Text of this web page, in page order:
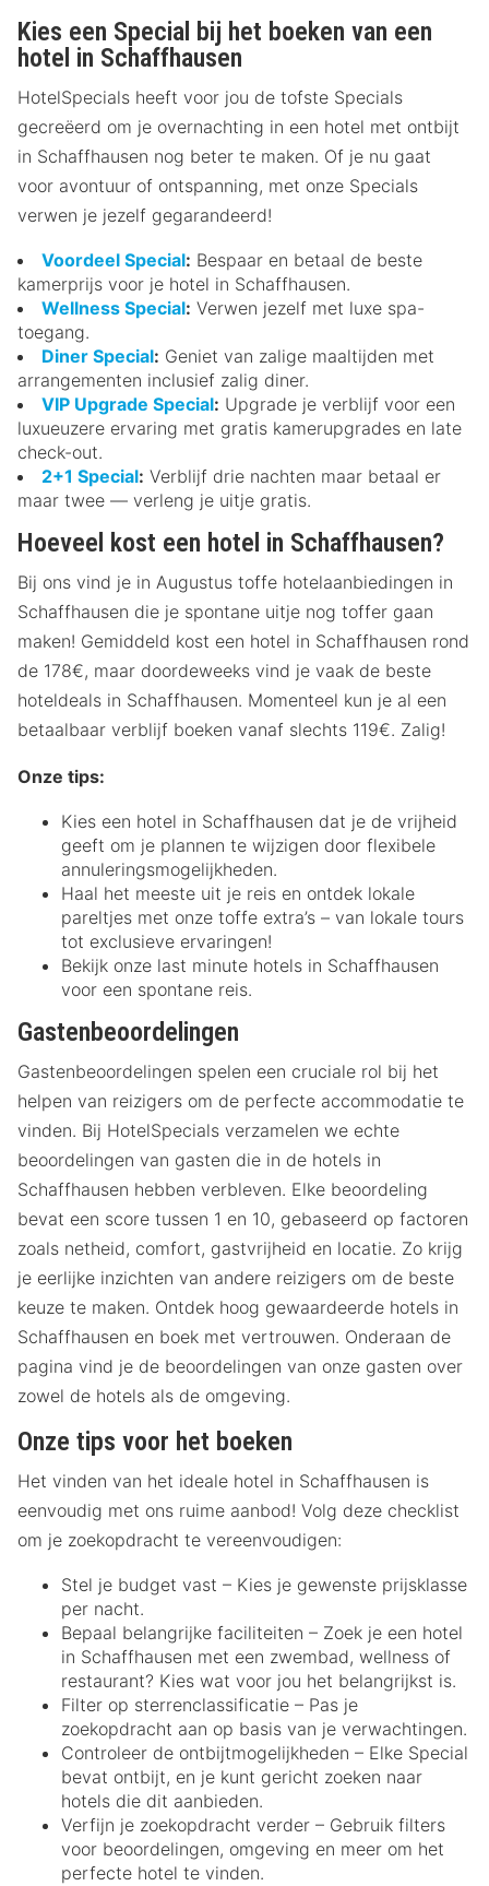
Kies een Special bij het boeken van een
hotel in Schaffhausen
HotelSpecials heeft voor jou de tofste Specials
gecreëerd om je overnachting in een hotel met ontbijt
in Schaffhausen nog beter te maken. Of je nu gaat
voor avontuur of ontspanning, met onze Specials
verwen je jezelf gegarandeerd!
Voordeel Special: Bespaar en betaal de beste
kamerprijs voor je hotel in Schaffhausen.
Wellness Special: Verwen jezelf met luxe spa-
toegang.
Diner Special: Geniet van zalige maaltijden met
arrangementen inclusief zalig diner.
VIP Upgrade Special: Upgrade je verblijf voor een
luxueuzere ervaring met gratis kamerupgrades en late
check-out.
2+1 Special: Verblijf drie nachten maar betaal er
maar twee — verleng je uitje gratis.
Hoeveel kost een hotel in Schaffhausen?
Bij ons vind je in Augustus toffe hotelaanbiedingen in
Schaffhausen die je spontane uitje nog toffer gaan
maken! Gemiddeld kost een hotel in Schaffhausen rond
de 178€, maar doordeweeks vind je vaak de beste
hoteldeals in Schaffhausen. Momenteel kun je al een
betaalbaar verblijf boeken vanaf slechts 119€. Zalig!
Onze tips:
Kies een hotel in Schaffhausen dat je de vrijheid
geeft om je plannen te wijzigen door flexibele
annuleringsmogelijkheden.
Haal het meeste uit je reis en ontdek lokale
pareltjes met onze toffe extra’s – van lokale tours
tot exclusieve ervaringen!
Bekijk onze last minute hotels in Schaffhausen
voor een spontane reis.
Gastenbeoordelingen
Gastenbeoordelingen spelen een cruciale rol bij het
helpen van reizigers om de perfecte accommodatie te
vinden. Bij HotelSpecials verzamelen we echte
beoordelingen van gasten die in de hotels in
Schaffhausen hebben verbleven. Elke beoordeling
bevat een score tussen 1 en 10, gebaseerd op factoren
zoals netheid, comfort, gastvrijheid en locatie. Zo krijg
je eerlijke inzichten van andere reizigers om de beste
keuze te maken. Ontdek hoog gewaardeerde hotels in
Schaffhausen en boek met vertrouwen. Onderaan de
pagina vind je de beoordelingen van onze gasten over
zowel de hotels als de omgeving.
Onze tips voor het boeken
Het vinden van het ideale hotel in Schaffhausen is
eenvoudig met ons ruime aanbod! Volg deze checklist
om je zoekopdracht te vereenvoudigen:
Stel je budget vast – Kies je gewenste prijsklasse
per nacht.
Bepaal belangrijke faciliteiten – Zoek je een hotel
in Schaffhausen met een zwembad, wellness of
restaurant? Kies wat voor jou het belangrijkst is.
Filter op sterrenclassificatie – Pas je
zoekopdracht aan op basis van je verwachtingen.
Controleer de ontbijtmogelijkheden – Elke Special
bevat ontbijt, en je kunt gericht zoeken naar
hotels die dit aanbieden.
Verfijn je zoekopdracht verder – Gebruik filters
voor beoordelingen, omgeving en meer om het
perfecte hotel te vinden.